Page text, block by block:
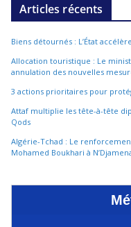
Articles récents
Biens détournés : L’État
Allocation touristique : Le
annulation des nouvelles
3 actions prioritaires pour
Attaf multiplie les tête-à-tête
Qods
Algérie-Tchad : Le
Mohamed Boukhari à